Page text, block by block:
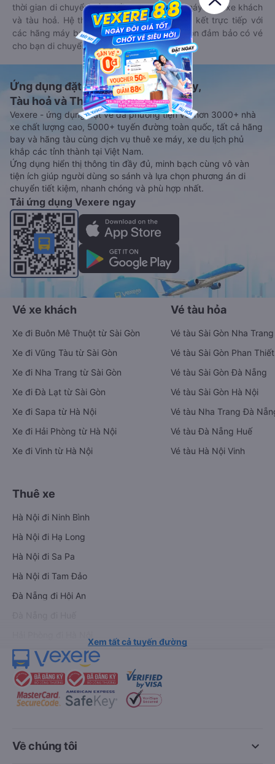
thời gian di chuyển của nhiều phương tiện máy bay, xe khách
và tàu hoả. Hệ thống của Goyolo được liên kết trực tiếp với
các hãng máy bay, xe khách và tàu hoả, luôn đảm bảo có vé
cho bạn di chuyển.
Ứng dụng đặt vé Xe khách, Máy bay,
Tàu hoả và Thuê xe
Vexere - ứng dụng đặt vé đa phương tiện với hơn 3000+ nhà
xe chất lượng cao, 5000+ tuyến đường toàn quốc, tất cả hãng
bay và hãng tàu cùng dịch vụ thuê xe máy, xe du lịch phủ
khắp các tỉnh thành tại Việt Nam.
Ứng dụng hiển thị thông tin đầy đủ, minh bạch cùng vô vàn
tiện ích giúp người dùng so sánh và lựa chọn phương án di
chuyển tiết kiệm, nhanh chóng và phù hợp nhất.
Tải ứng dụng Vexere ngay
Vé xe khách
Xe đi Buôn Mê Thuột từ Sài Gòn
Xe đi Vũng Tàu từ Sài Gòn
Xe đi Nha Trang từ Sài Gòn
Xe đi Đà Lạt từ Sài Gòn
Xe đi Sapa từ Hà Nội
Xe đi Hải Phòng từ Hà Nội
Xe đi Vinh từ Hà Nội
Vé tàu hỏa
Vé tàu Sài Gòn Nha Trang
Vé tàu Sài Gòn Phan Thiết
Vé tàu Sài Gòn Đà Nẵng
Vé tàu Sài Gòn Hà Nội
Vé tàu Nha Trang Đà
Vé tàu Đà Nẵng Huế
Vé tàu Hà Nội Vinh
Thuê xe
Hà Nội đi Ninh Bình
Hà Nội đi Hạ Long
Hà Nội đi Sa Pa
Hà Nội đi Tam Đảo
Đà Nẵng đi Hội An
Xem tất cả tuyến đường
keyboard_arrow_down
Về chúng tôi